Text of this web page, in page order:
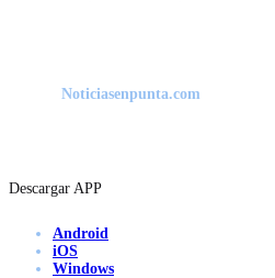
Noticiasenpunta.com
Descargar APP
Android
iOS
Windows